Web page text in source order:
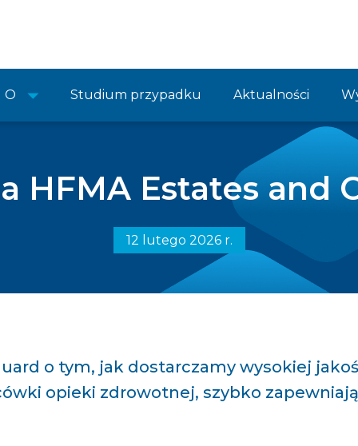
O Studium przypadku Aktualności
HFMA Estates and
12 lutego 2026 r.
o tym, jak dostarczamy wysokiej
opieki zdrowotnej, szybko